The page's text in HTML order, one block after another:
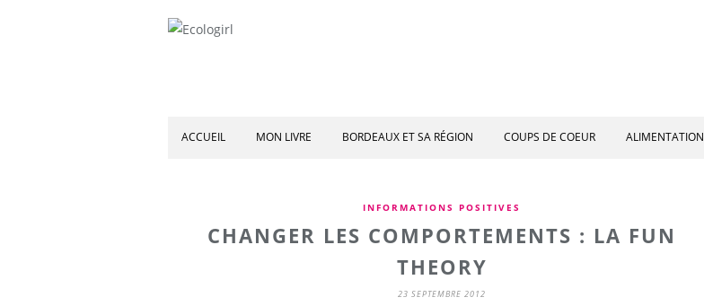
ACCUEIL MON LIVRE BORDEAUX ET SA RÉGION COUPS DE COEUR ALIMENTATION
INFORMATIONS POSITIVES
CHANGER LES COMPORTEMENTS : LA FUN
THEORY
23 SEPTEMBRE 2012